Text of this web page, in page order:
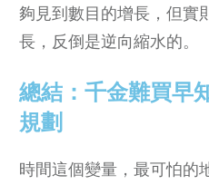
夠見到數目的增長，但實
長，反倒是逆向縮水的。
總結：千金難買早
規劃
時間這個變量，最可怕的